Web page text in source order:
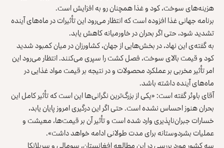
هزینه‌های سوخت، کود و غذا همچنان رو به ‏افزایش است‎.‎
برنامه جهانی غذا افزوده است که انتظار می‌رود این تأثیرات در ‏ماه‌های آینده
تشدید شود، حتی اگر بحران در خاورمیانه کاهش یابد‎.‎
به گفته‌ی این نهاد، در بخش‌هایی از جهان، کشاورزان در میان کمبود ‏شدید
کود و قیمت بالای سوخت، فصل کشت را سپری می‌کنند. انتظار ‏می‌رود این
امر تأثیر مخربی بر عملکرد محصولات و در نتیجه بر ‏قیمت مواد غذایی در
ماه‌های آینده داشته باشد‎.‎
آقای باوئر گفته است: «یکی از بزرگ‌ترین نگرانی‌ها این است که ‏تأثیر کامل این
بحران هنوز احساس نشده است. حتی اگر این درگیری ‏امروز پایان یابد،
خسارات جبران‌ناپذیری وارد شده است و تأثیر آن بر ‏قیمت‌ها، معیشت و
عملیات بشردوستانه برای مدت طولانی ادامه خواهد ‏داشت».‏